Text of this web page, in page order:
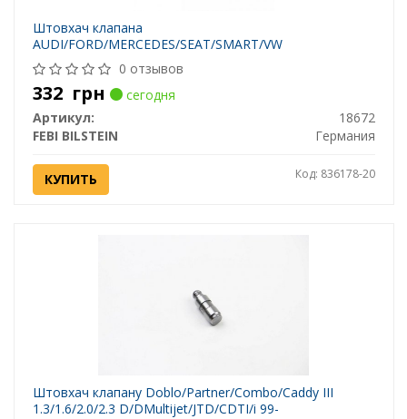
Штовхач клапана
AUDI/FORD/MERCEDES/SEAT/SMART/VW
0 отзывов
332 грн
сегодня
Артикул:
18672
FEBI BILSTEIN
Германия
КУПИТЬ Код: 836178-20
Штовхач клапану Doblo/Partner/Combo/Caddy III
1.3/1.6/2.0/2.3 D/DMultijet/JTD/CDTI/i 99-